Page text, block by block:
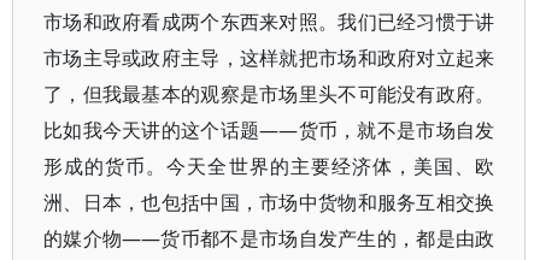
市场和政府看成两个东西来对照。我们已经习惯于讲
市场主导或政府主导，这样就把市场和政府对立起来
了，但我最基本的观察是市场里头不可能没有政府。
比如我今天讲的这个话题――货币，就不是市场自发
形成的货币。今天全世界的主要经济体，美国、欧
洲、日本，也包括中国，市场中货物和服务互相交换
的媒介物――货币都不是市场自发产生的，都是由政